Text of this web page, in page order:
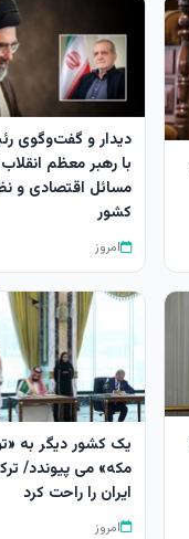
دیدار و گفت‌وگوی
با رهبر معظم انقلاب
مسائل اقتصادی و
کشور
امروز
یک کشور دیگر به
مکه» می پیوندد/
ایران را راحت کرد
امروز